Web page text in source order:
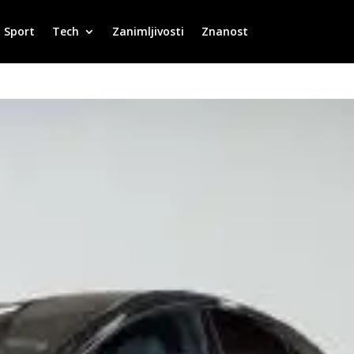
Sport Tech Zanimljivosti Znanost